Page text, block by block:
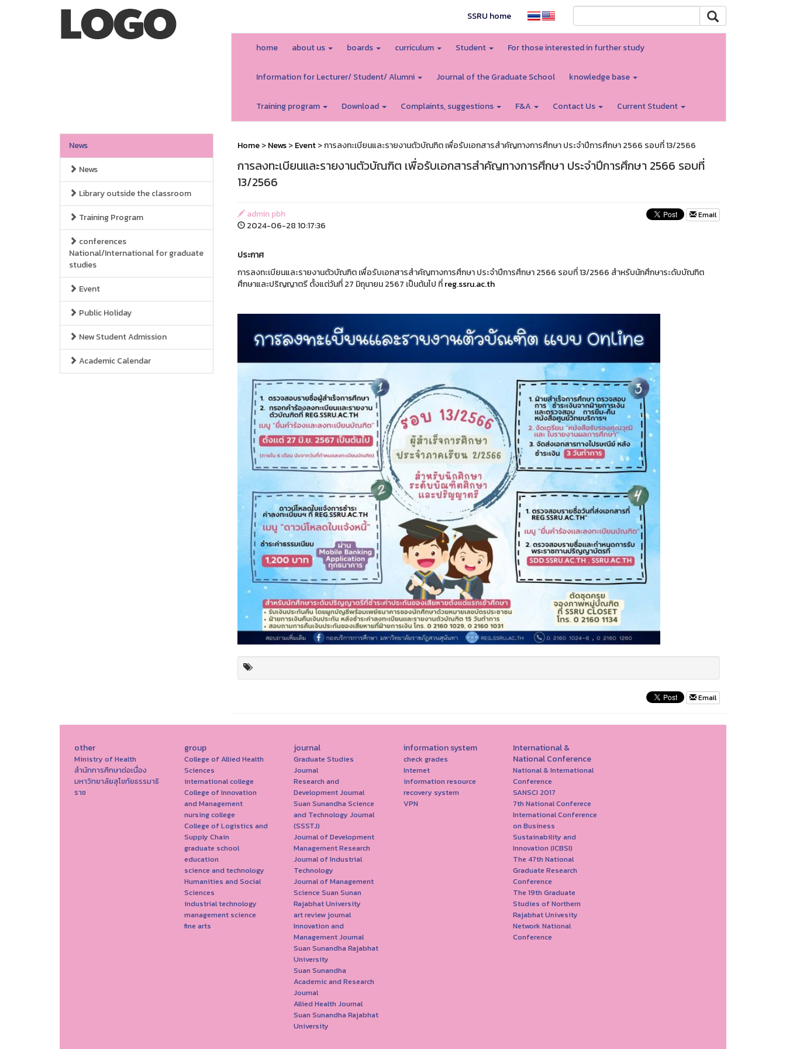
SSRU home
home about us boards curriculum Student For those interested in further study
Information for Lecturer/ Student/ Alumni Journal of the Graduate School knowledge base
Training program Download Complaints, suggestions F&A Contact Us Current Student
News
News
Library outside the classroom
Training Program
conferences
National/International for graduate
studies
Event
Public Holiday
New Student Admission
Academic Calendar
Home>News>Event> การลงทะเบียนและรายงานตัวบัณฑิต เพื่อรับเอกสารสำคัญทางการศึกษา ประจำปีการศึกษา 2566 รอบที่ 13/2566
การลงทะเบียนและรายงานตัวบัณฑิต เพื่อรับเอกสารสำคัญทางการศึกษา ประจำปีการศึกษา 2566 รอบที่
13/2566
admin pbh
2024-06-28 10:17:36
Email
ประกาศ
การลงทะเบียนและรายงานตัวบัณฑิต เพื่อรับเอกสารสำคัญทางการศึกษา ประจำปีการศึกษา 2566 รอบที่ 13/2566 สำหรับนักศึกษาระดับบัณฑิต
ศึกษาและปริญญาตรี ตั้งแต่วันที่ 27 มิถุนายน 2567 เป็นต้นไป ที่reg.ssru.ac.th
Email
other
Ministry of Health
สำนักการศึกษาต่อเนื่อง
มหาวิทยาลัยสุโขทัยธรรมาธิ
ราช
group
College of Allied Health
Sciences
international college
College of Innovation
and Management
nursing college
College of Logistics and
Supply Chain
graduate school
education
science and technology
Humanities and Social
Sciences
industrial technology
management science
fine arts
journal
Graduate Studies
Journal
Research and
Development Journal
Suan Sunandha Science
and Technology Journal
(SSSTJ)
Journal of Development
Management Research
Journal of Industrial
Technology
Journal of Management
Science Suan Sunan
Rajabhat University
art review journal
Innovation and
Management Journal
Suan Sunandha Rajabhat
University
Suan Sunandha
Academic and Research
Journal
Allied Health Journal
Suan Sunandha Rajabhat
University
information system
check grades
Internet
information resource
recovery system
VPN
International &
National Conference
National & International
Conference
SANSCI 2017
7th National Conferece
International Conference
on Business
Sustainability and
Innovation (ICBSI)
The 47th National
Graduate Research
Conference
The 19th Graduate
Studies of Northern
Rajabhat Univesity
Network National
Conference